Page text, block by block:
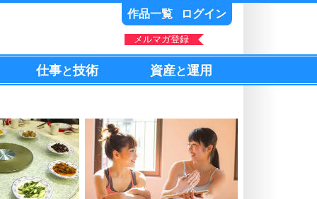
作品一覧 ログイン
メルマガ登録
仕事と技術 資産と運用